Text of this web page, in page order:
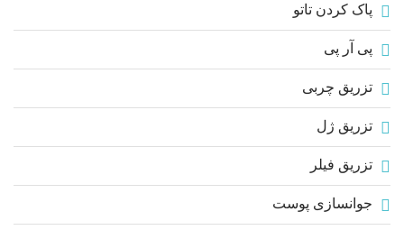
پاک کردن تاتو
پی آر پی
تزریق چربی
تزریق ژل
تزریق فیلر
جوانسازی پوست